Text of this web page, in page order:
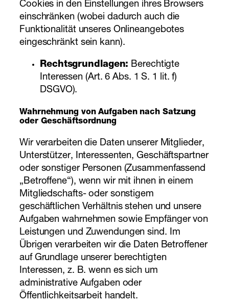
Cookies in den Einstellungen ihres Browsers
einschränken (wobei dadurch auch die
Funktionalität unseres Onlineangebotes
eingeschränkt sein kann).
Rechtsgrundlagen: Berechtigte
Interessen (Art. 6 Abs. 1 S. 1 lit. f)
DSGVO).
Wahrnehmung von Aufgaben nach Satzung
oder Geschäftsordnung
Wir verarbeiten die Daten unserer Mitglieder,
Unterstützer, Interessenten, Geschäftspartner
oder sonstiger Personen (Zusammenfassend
„Betroffene“), wenn wir mit ihnen in einem
Mitgliedschafts- oder sonstigem
geschäftlichen Verhältnis stehen und unsere
Aufgaben wahrnehmen sowie Empfänger von
Leistungen und Zuwendungen sind. Im
Übrigen verarbeiten wir die Daten Betroffener
auf Grundlage unserer berechtigten
Interessen, z. B. wenn es sich um
administrative Aufgaben oder
Öffentlichkeitsarbeit handelt.